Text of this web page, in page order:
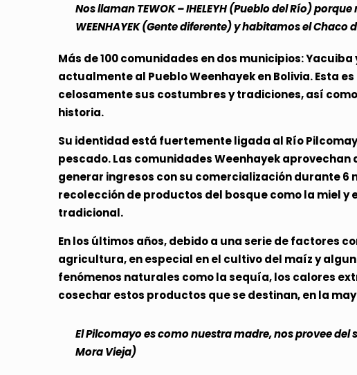
Nos llaman TEWOK – IHELEYH (Pueblo del Río)
WEENHAYEK (Gente diferente) y habitamos el
Más de 100 comunidades en dos municipios:
actualmente al Pueblo Weenhayek en Bolivia. Esta
celosamente sus costumbres y tradiciones, así
historia.
Su identidad está fuertemente ligada al Río
pescado. Las comunidades Weenhayek
generar ingresos con su comercialización durante 6
recolección de productos del bosque como la miel
tradicional.
En los últimos años, debido a una serie de factores
agricultura, en especial en el cultivo del maíz y
fenómenos naturales como la sequía, los calores
cosechar estos productos que se destinan, en la
El Pilcomayo es como nuestra madre, nos provee
Mora Vieja)